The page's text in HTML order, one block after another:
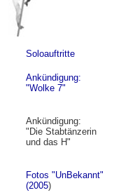
Soloauftritte
Ankündigung:
"Wolke 7"
Ankündigung:
"Die Stabtänzerin
und das H"
Fotos "UnBekannt"
(2005)